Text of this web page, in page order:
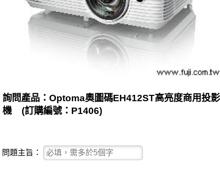
詢問產品：Optoma奧圖碼EH412ST高亮度商用投影
機 (訂購編號：P1406)
問題主旨：